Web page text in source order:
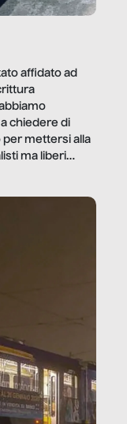
affidato ad
chiedere di
per mettersi alla
ma liberi